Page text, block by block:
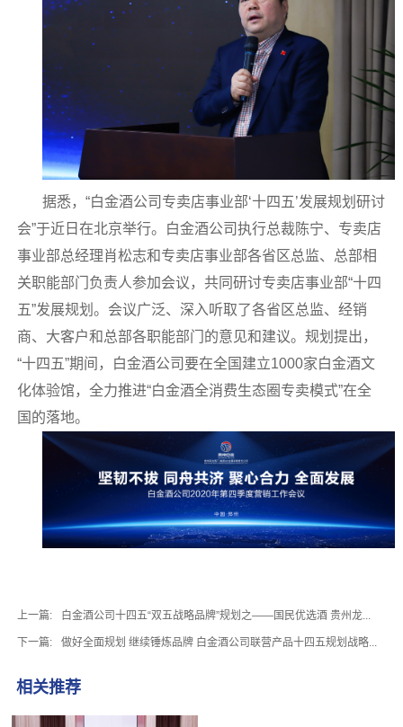
据悉，“白金酒公司专卖店事业部‘十四五’发展规划研讨
会”于近日在北京举行。白金酒公司执行总裁陈宁、专卖店
事业部总经理肖松志和专卖店事业部各省区总监、总部相
关职能部门负责人参加会议，共同研讨专卖店事业部“十四
五”发展规划。会议广泛、深入听取了各省区总监、经销
商、大客户和总部各职能部门的意见和建议。规划提出，
“十四五”期间，白金酒公司要在全国建立1000家白金酒文
化体验馆，全力推进“白金酒全消费生态圈专卖模式”在全
国的落地。
上一篇: 白金酒公司十四五“双五战略品牌”规划之——国民优选酒 贵州龙...
下一篇: 做好全面规划 继续锤炼品牌 白金酒公司联营产品十四五规划战略...
相关推荐